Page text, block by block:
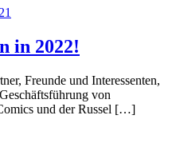
in 2022!
Freunde und Interessenten,
von
und der Russel […]